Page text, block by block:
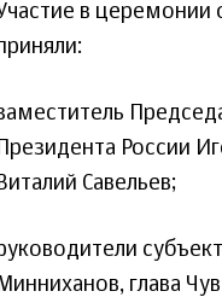
в церемонии
Президента России
Виталий Савельев;
Минниханов, глава